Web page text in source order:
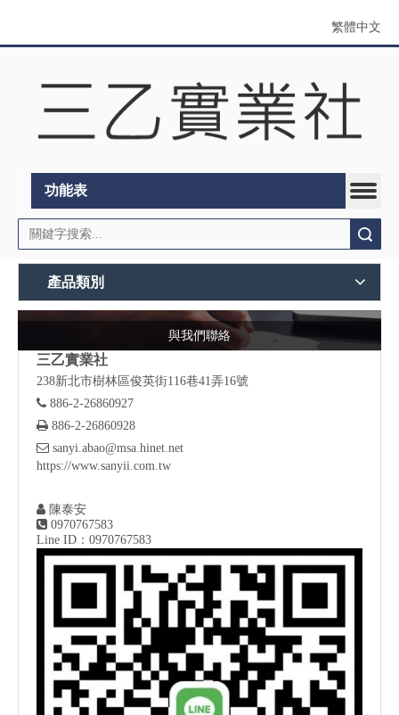
繁體中文
功能表
產品類別
與我們聯絡
三乙實業社
238新北市樹林區俊英街116巷41弄16號
 886-2-26860927
 886-2-26860928
 sanyi.abao@msa.hinet.net
https://www.sanyii.com.tw
 陳泰安
 0970767583
Line ID：0970767583